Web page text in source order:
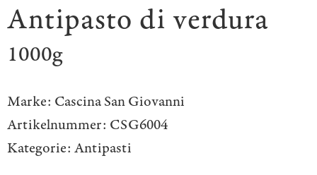
Antipasto di verdura
1000g
Marke: Cascina San Giovanni
Artikelnummer: CSG6004
Kategorie: Antipasti